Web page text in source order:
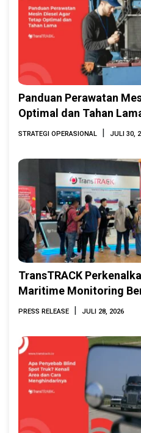
Panduan Perawatan
Optimal dan Tahan
STRATEGI OPERASIONAL JULI 30,
TransTRACK
Maritime Monitoring
INAMARINE 2026
PRESS RELEASE JULI 28, 2026